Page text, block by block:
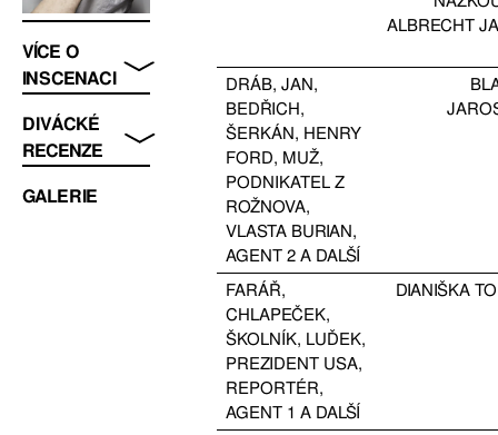
VÍCE O
INSCENACI
DIVÁCKÉ
RECENZE
GALERIE
ALBRECHT
DRÁB, JAN,
BEDŘICH,
ŠERKÁN, HENRY
FORD, MUŽ,
PODNIKATEL Z
ROŽNOVA,
VLASTA BURIAN,
AGENT 2 A DALŠÍ
FARÁŘ,
CHLAPEČEK,
ŠKOLNÍK, LUĎEK,
PREZIDENT USA,
REPORTÉR,
AGENT 1 A DALŠÍ
DIANIŠKA